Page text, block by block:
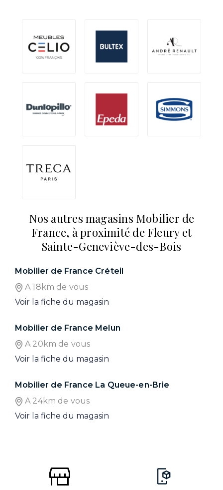
Nos autres magasins Mobilier de
France, à proximité de Fleury et
Sainte-Geneviève-des-Bois
Mobilier de France Créteil
A 18km de vous
Voir la fiche du magasin
Mobilier de France Melun
A 20km de vous
Voir la fiche du magasin
Mobilier de France La Queue-en-Brie
A 24km de vous
Voir la fiche du magasin